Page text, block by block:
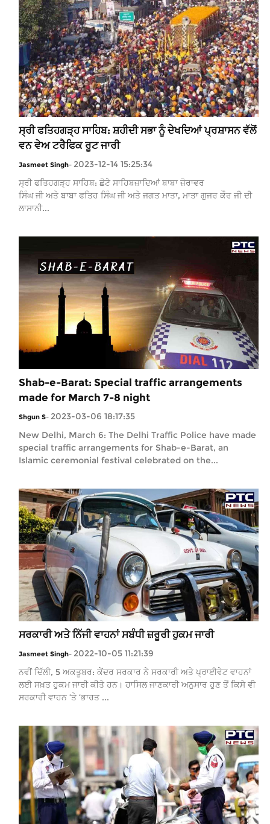
ਸ੍ਰੀ ਫਤਿਹਗੜ੍ਹ ਸਾਹਿਬ: ਸ਼ਹੀਦੀ ਸਭਾ ਨੂੰ ਦੇਖਦਿਆਂ ਪ੍ਰਸ਼ਾਸਨ ਵੱਲੋਂ
ਵਨ ਵੇਅ ਟਰੈਫਿਕ ਰੂਟ ਜਾਰੀ
Jasmeet Singh- 2023-12-14 15:25:34
ਸ੍ਰੀ ਫਤਿਹਗੜ੍ਹ ਸਾਹਿਬ: ਛੋਟੇ ਸਾਹਿਬਜ਼ਾਦਿਆਂ ਬਾਬਾ ਜ਼ੋਰਾਵਰ
ਸਿੰਘ ਜੀ ਅਤੇ ਬਾਬਾ ਫਤਿਹ ਸਿੰਘ ਜੀ ਅਤੇ ਜਗਤ ਮਾਤਾ, ਮਾਤਾ ਗੁਜਰ ਕੌਰ ਜੀ ਦੀ
ਲਾਸਾਨੀ...
Shab-e-Barat: Special traffic arrangements
made for March 7-8 night
Shgun S- 2023-03-06 18:17:35
New Delhi, March 6: The Delhi Traffic Police have made
special traffic arrangements for Shab-e-Barat, an
Islamic ceremonial festival celebrated on the...
ਸਰਕਾਰੀ ਅਤੇ ਨਿੱਜੀ ਵਾਹਨਾਂ ਸਬੰਧੀ ਜ਼ਰੂਰੀ ਹੁਕਮ ਜਾਰੀ
Jasmeet Singh- 2022-10-05 11:21:39
ਨਵੀਂ ਦਿੱਲੀ, 5 ਅਕਤੂਬਰ: ਕੇਂਦਰ ਸਰਕਾਰ ਨੇ ਸਰਕਾਰੀ ਅਤੇ ਪ੍ਰਾਈਵੇਟ ਵਾਹਨਾਂ
ਲਈ ਸਖ਼ਤ ਹੁਕਮ ਜਾਰੀ ਕੀਤੇ ਹਨ। ਹਾਸਿਲ ਜਾਣਕਾਰੀ ਅਨੁਸਾਰ ਹੁਣ ਤੋਂ ਕਿਸੇ ਵੀ
ਸਰਕਾਰੀ ਵਾਹਨ ’ਤੇ ‘ਭਾਰਤ ...